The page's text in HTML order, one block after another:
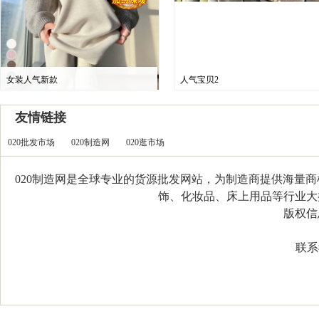
女装人气新款 人气宝贝2
友情链接
020批发市场 020制造网 020逛市场
020制造网是全球专业的货源批发网站，为制造商提供海量
饰、化妆品、床上用品等行业
版权信
联